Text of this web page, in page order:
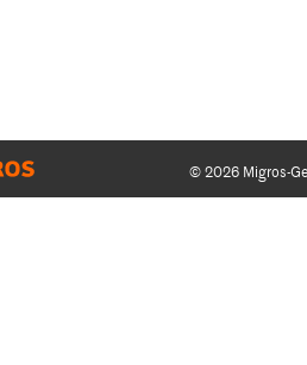
© 2026 Migros-